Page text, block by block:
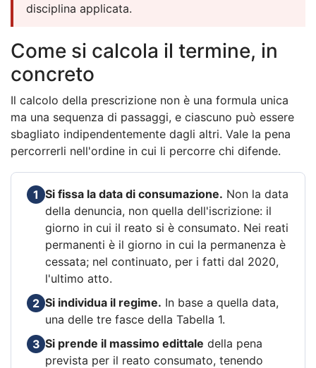
disciplina applicata.
Come si calcola il termine, in
concreto
Il calcolo della prescrizione non è una formula unica
ma una sequenza di passaggi, e ciascuno può essere
sbagliato indipendentemente dagli altri. Vale la pena
percorrerli nell'ordine in cui li percorre chi difende.
1 Si fissa la data di consumazione. Non la data
della denuncia, non quella dell'iscrizione: il
giorno in cui il reato si è consumato. Nei reati
permanenti è il giorno in cui la permanenza è
cessata; nel continuato, per i fatti dal 2020,
l'ultimo atto.
2 Si individua il regime. In base a quella data,
una delle tre fasce della Tabella 1.
3 Si prende il massimo edittale della pena
prevista per il reato consumato, tenendo